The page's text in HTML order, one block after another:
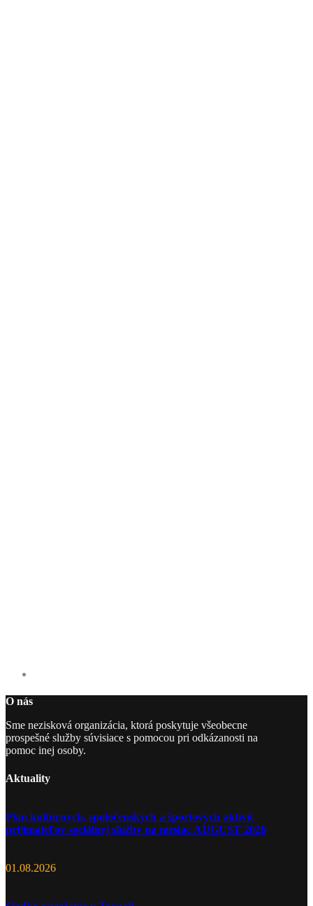
O nás
Sme nezisková organizácia, ktorá poskytuje všeobecne
prospešné služby súvisiace s pomocou pri odkázanosti na
pomoc inej osoby.
Aktuality
Plán kultúrnych, spoločenských a športových aktivít
prijímateľov sociálnej služby na mesiac AUGUST 2026
01.08.2026